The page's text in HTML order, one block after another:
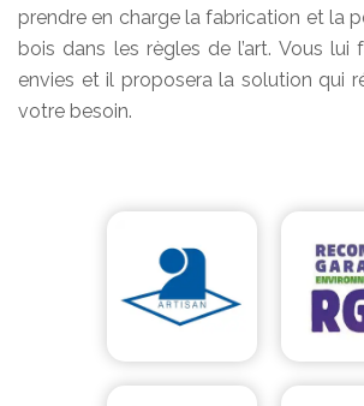
prendre en charge la fabrication et la
bois dans les règles de l’art. Vous
envies et il proposera la solution qui
votre besoin.